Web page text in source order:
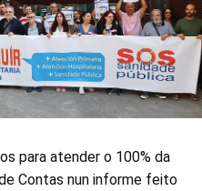
para atender o 100% da
Contas nun informe feito